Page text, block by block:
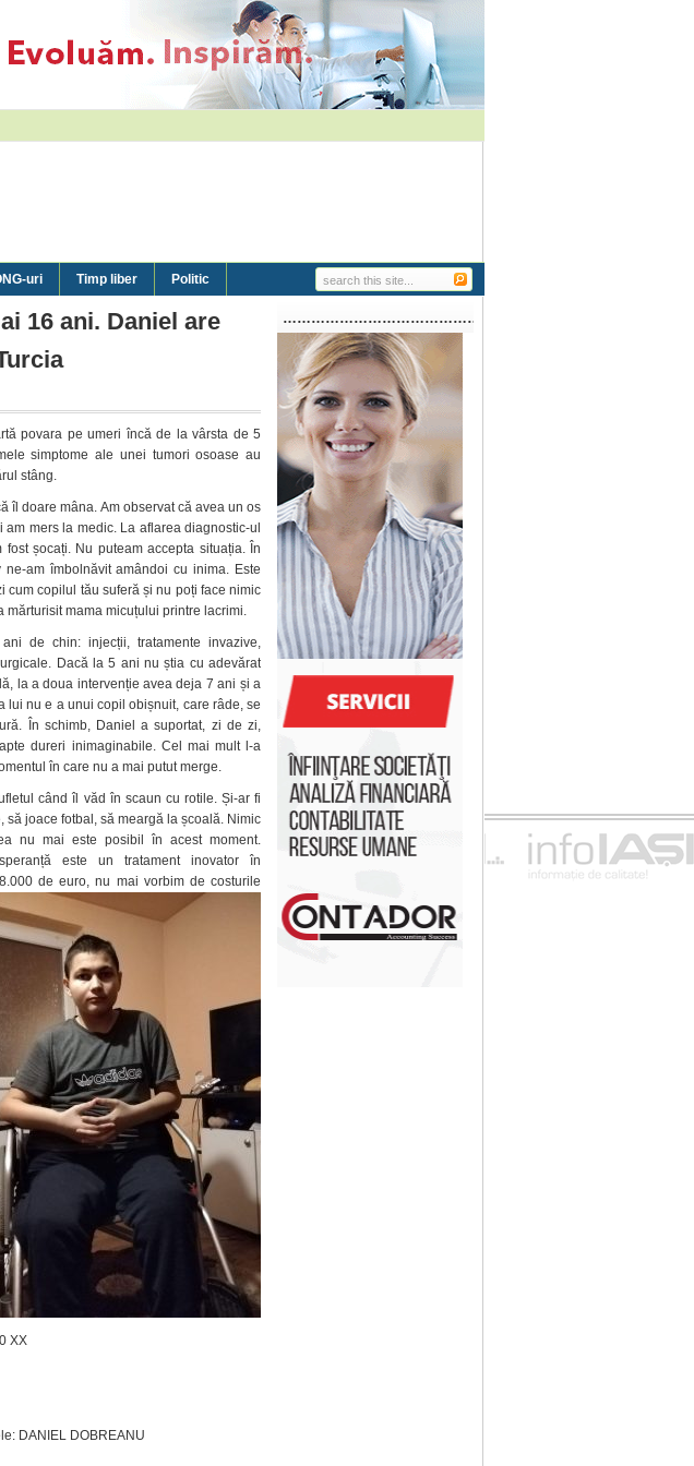
uri Timp liber Politic
16 ani. Daniel are
povara pe umeri încă de la vârsta de 5
simptome ale unei tumori osoase au
stâng.
îl doare mâna. Am observat că avea un os
am mers la medic. La aflarea diagnostic-ul
fost șocați. Nu puteam accepta situația. În
ne-am îmbolnăvit amândoi cu inima. Este
cum copilul tău suferă și nu poți face nimic
mărturisit mama micuțului printre lacrimi.
de chin: injecții, tratamente invazive,
Dacă la 5 ani nu știa cu adevărat
la a doua intervenție avea deja 7 ani și a
lui nu e a unui copil obișnuit, care râde, se
În schimb, Daniel a suportat, zi de zi,
dureri inimaginabile. Cel mai mult l-a
în care nu a mai putut merge.
când îl văd în scaun cu rotile. Și-ar fi
să joace fotbal, să meargă la școală. Nimic
nu mai este posibil în acest moment.
este un tratament inovator în
de euro, nu mai vorbim de costurile
XX
DANIEL DOBREANU
…………………………………………………..